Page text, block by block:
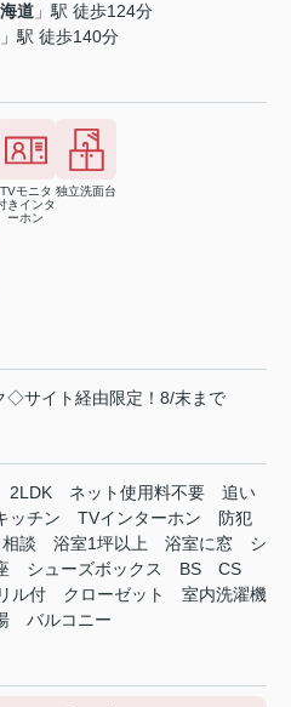
道 」駅 徒歩124分
」駅 徒歩140分
TVモニタ
きインタ
ーホン
独立洗面台
サイト経由限定！8/末まで
2LDK ネット使用料不要
追い
ッチン TVインターホン
防犯
談 浴室1坪以上 浴室に窓
シ
シューズボックス BS
CS
ル付 クローゼット
室内洗濯機
バルコニー